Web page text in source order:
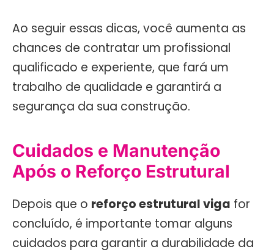
Ao seguir essas dicas, você aumenta as
chances de contratar um profissional
qualificado e experiente, que fará um
trabalho de qualidade e garantirá a
segurança da sua construção.
Cuidados e Manutenção
Após o Reforço Estrutural
Depois que o reforço estrutural viga for
concluído, é importante tomar alguns
cuidados para garantir a durabilidade da